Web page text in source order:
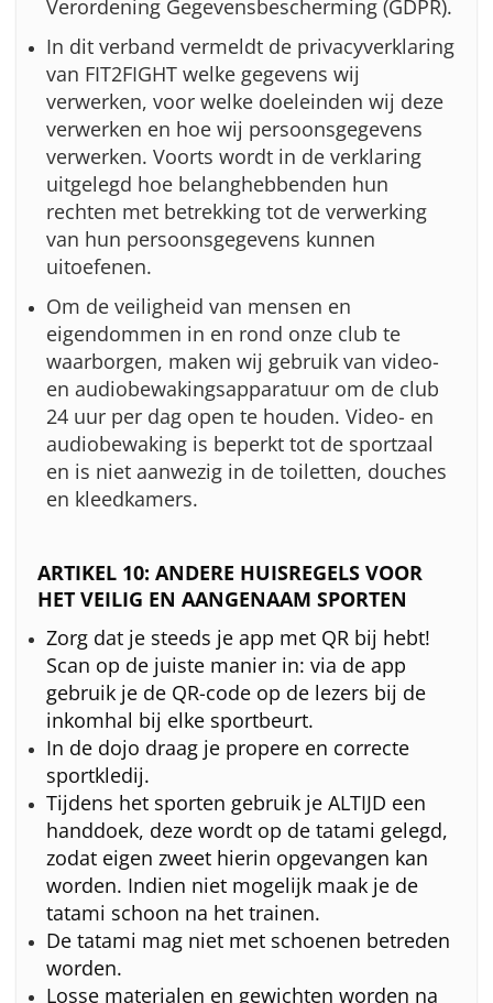
Verordening Gegevensbescherming (GDPR).
In dit verband vermeldt de privacyverklaring
van FIT2FIGHT welke gegevens wij
verwerken, voor welke doeleinden wij deze
verwerken en hoe wij persoonsgegevens
verwerken. Voorts wordt in de verklaring
uitgelegd hoe belanghebbenden hun
rechten met betrekking tot de verwerking
van hun persoonsgegevens kunnen
uitoefenen.
Om de veiligheid van mensen en
eigendommen in en rond onze club te
waarborgen, maken wij gebruik van video-
en audiobewakingsapparatuur om de club
24 uur per dag open te houden. Video- en
audiobewaking is beperkt tot de sportzaal
en is niet aanwezig in de toiletten, douches
en kleedkamers.
ARTIKEL 10: ANDERE HUISREGELS VOOR
HET VEILIG EN AANGENAAM SPORTEN
Zorg dat je steeds je app met QR bij hebt!
Scan op de juiste manier in: via de app
gebruik je de QR-code op de lezers bij de
inkomhal bij elke sportbeurt.
In de dojo draag je propere en correcte
sportkledij.
Tijdens het sporten gebruik je ALTIJD een
handdoek, deze wordt op de tatami gelegd,
zodat eigen zweet hierin opgevangen kan
worden. Indien niet mogelijk maak je de
tatami schoon na het trainen.
De tatami mag niet met schoenen betreden
worden.
Losse materialen en gewichten worden na